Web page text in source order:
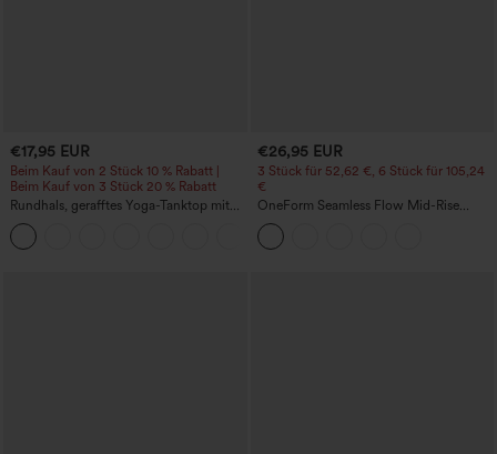
€17,95 EUR
Beim Kauf von 2 Stück 10 % Rabatt |
Beim Kauf von 3 Stück 20 % Rabatt
Rundhals, gerafftes Yoga-Tanktop mit
Cool-Touch-Effekt – UPF50+
€26,95 EUR
3 Stück für 52,62 €, 6 Stück für 105,24
€
OneForm Seamless Flow Mid-Rise
Yoga-Leggings - mittelhoher Bund,
bauchformend und mit Po-Lifting-
Effekt